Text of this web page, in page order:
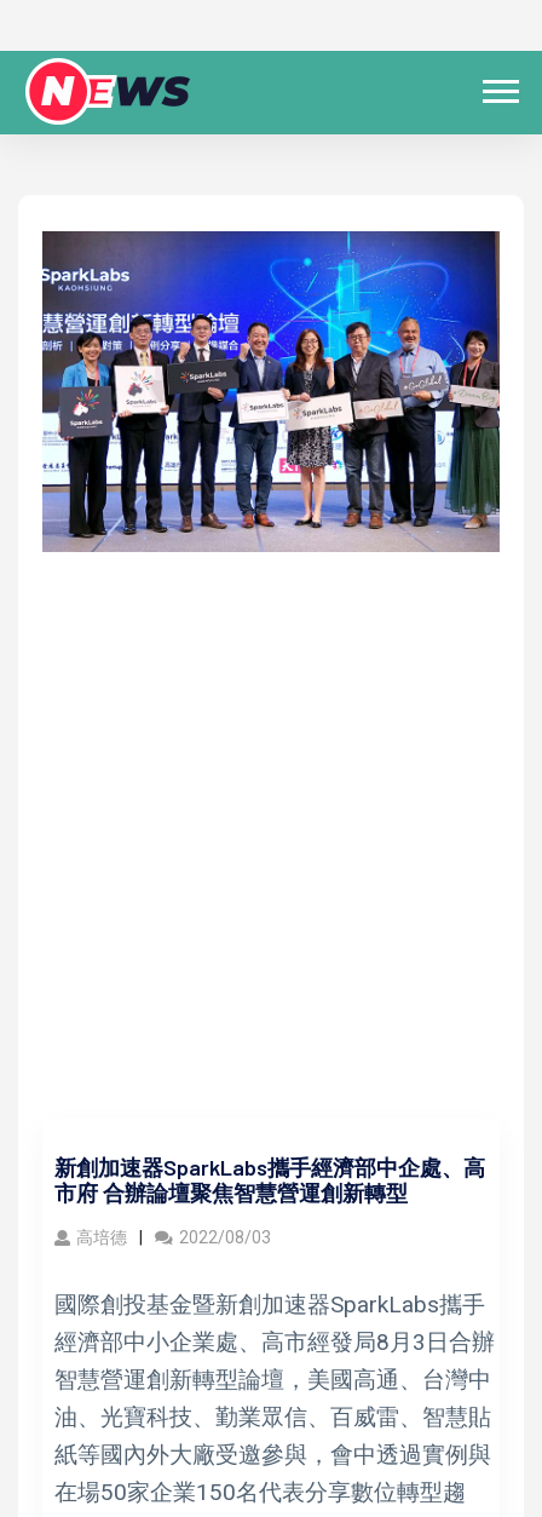
新創加速器SparkLabs攜手經濟部中企處、高
市府 合辦論壇聚焦智慧營運創新轉型
高培德 2022/08/03
國際創投基金暨新創加速器SparkLabs攜手
經濟部中小企業處、高市經發局8月3日合辦
智慧營運創新轉型論壇，美國高通、台灣中
油、光寶科技、勤業眾信、百威雷、智慧貼
紙等國內外大廠受邀參與，會中透過實例與
在場50家企業150名代表分享數位轉型趨